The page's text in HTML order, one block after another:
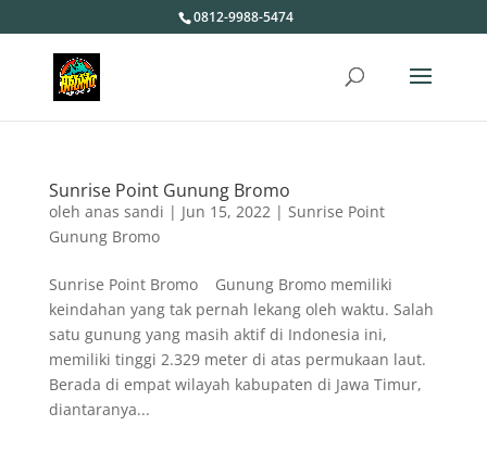
0812-9988-5474
Sunrise Point Gunung Bromo
oleh anas sandi | Jun 15, 2022| Sunrise Point
Gunung Bromo
Sunrise Point Bromo Gunung Bromo memiliki
keindahan yang tak pernah lekang oleh waktu. Salah
satu gunung yang masih aktif di Indonesia ini,
memiliki tinggi 2.329 meter di atas permukaan laut.
Berada di empat wilayah kabupaten di Jawa Timur,
diantaranya...